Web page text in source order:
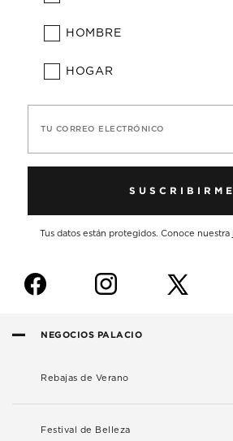
HOMBRE
HOGAR
TU CORREO ELECTRÓNICO
SUSCRIBIRME
Tus datos están protegidos. Conoce nuestra
f i
NEGOCIOS PALACIO
Rebajas de Verano
Festival de Belleza